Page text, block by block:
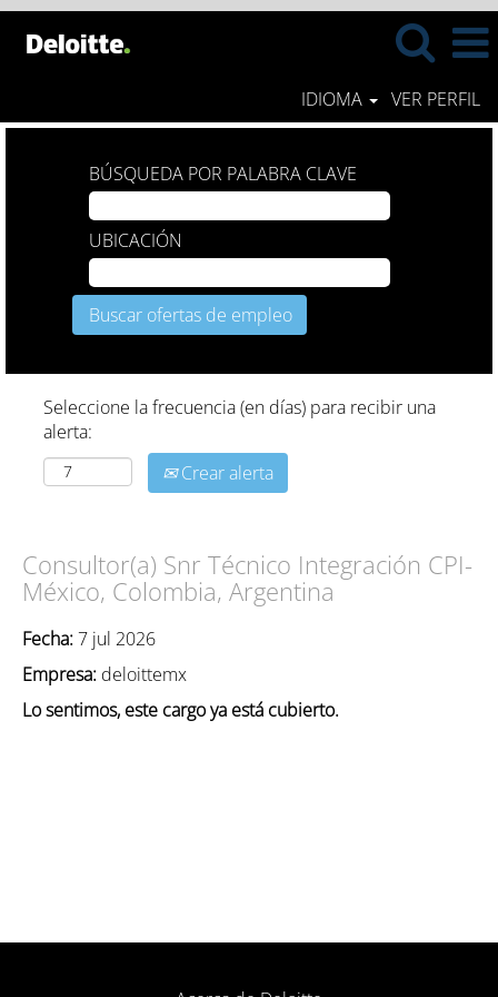
IDIOMA VER PERFIL
BÚSQUEDA POR PALABRA CLAVE
UBICACIÓN
Seleccione la frecuencia (en días) para recibir una
alerta:
Crear alerta
Consultor(a) Snr Técnico Integración CPI-
México, Colombia, Argentina
Fecha:7 jul 2026
Empresa: deloittemx
Lo sentimos, este cargo ya está cubierto.